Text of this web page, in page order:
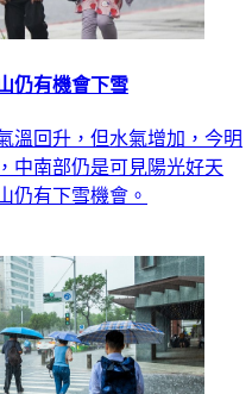
仍有機會下雪
溫回升，但水氣增加，今明
中南部仍是可見陽光好天
仍有下雪機會。